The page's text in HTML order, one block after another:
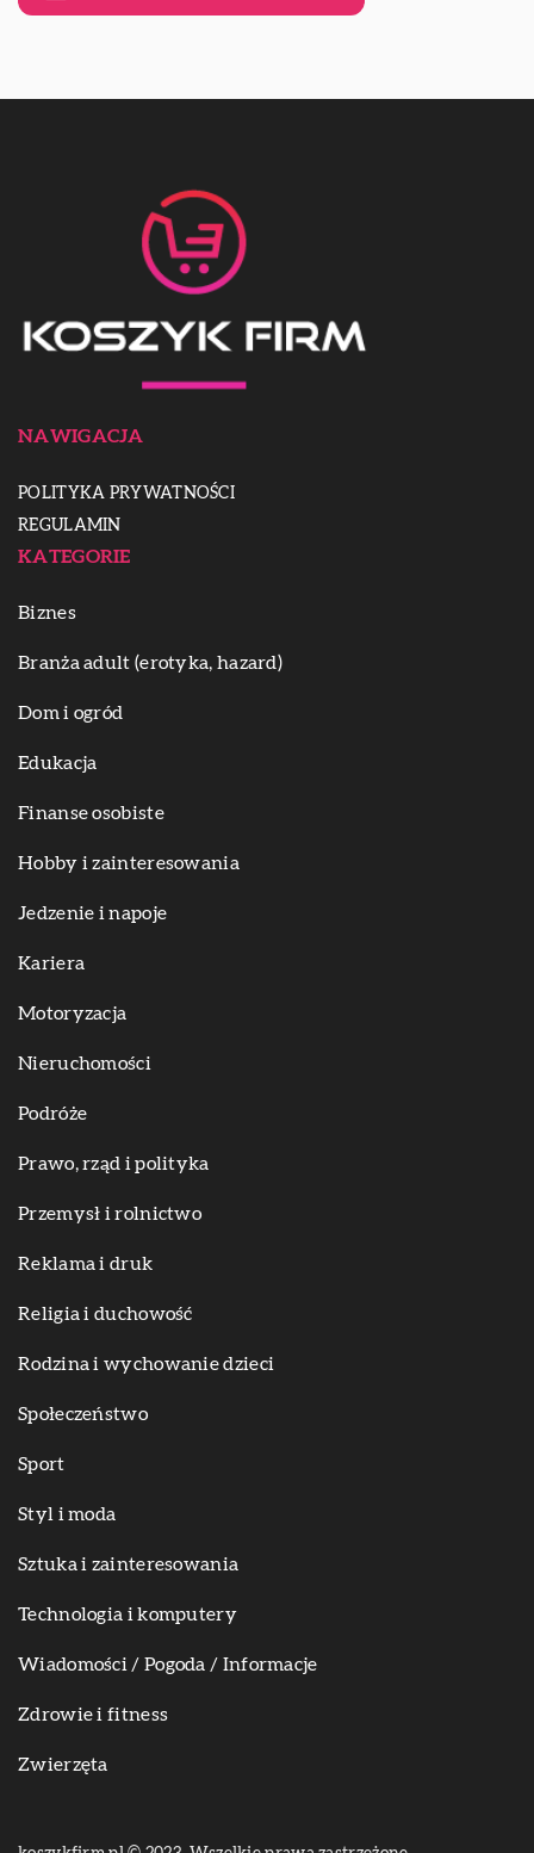
NAWIGACJA
POLITYKA PRYWATNOŚCI
REGULAMIN
KATEGORIE
Biznes
Branża adult (erotyka, hazard)
Dom i ogród
Edukacja
Finanse osobiste
Hobby i zainteresowania
Jedzenie i napoje
Kariera
Motoryzacja
Nieruchomości
Podróże
Prawo, rząd i polityka
Przemysł i rolnictwo
Reklama i druk
Religia i duchowość
Rodzina i wychowanie dzieci
Społeczeństwo
Sport
Styl i moda
Sztuka i zainteresowania
Technologia i komputery
Wiadomości / Pogoda / Informacje
Zdrowie i fitness
Zwierzęta